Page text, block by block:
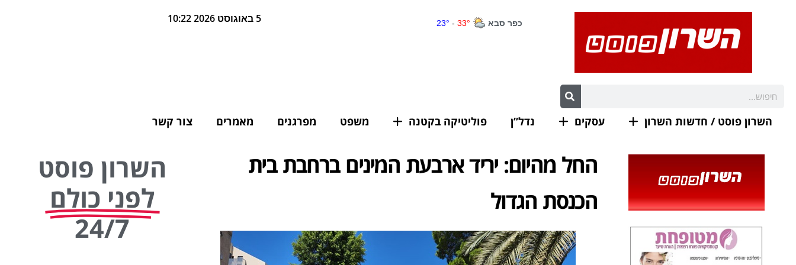
5 באוגוסט 2026 10:22
השרון פוסט / חדשות השרון עסקים נדל”ן פוליטיקה בקטנה משפט מפרגנים מאמרים צור קשר
החל מהיום: יריד ארבעת המינים ברחבת בית
הכנסת הגדול
השרון פוסט
לפני כולם
24/7